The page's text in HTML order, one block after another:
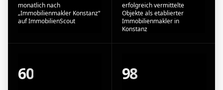
monatlich nach
„Immobilienmakler Konstanz“
auf ImmobilienScout
erfolgreich vermittelte
Objekte als etablierter
Immobilienmakler in
Konstanz
60 98